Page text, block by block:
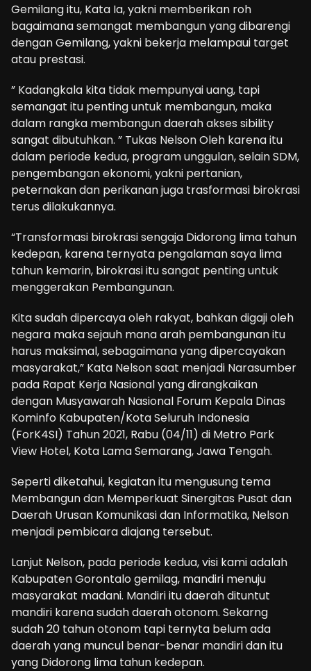
Gemilang itu, Kata Ia, yakni memberikan roh
bagaimana semangat membangun yang dibarengi
dengan Gemilang, yakni bekerja melampaui target
atau prestasi.
” Kadangkala kita tidak mempunyai uang, tapi
semangat itu penting untuk membangun, maka
dalam rangka membangun daerah akses sibility
sangat dibutuhkan. ” Tukas Nelson Oleh karena itu
dalam periode kedua, program unggulan, selain SDM,
pengembangan ekonomi, yakni pertanian,
peternakan dan perikanan juga trasformasi birokrasi
terus dilakukannya.
“Transformasi birokrasi sengaja Didorong lima tahun
kedepan, karena ternyata pengalaman saya lima
tahun kemarin, birokrasi itu sangat penting untuk
menggerakan Pembangunan.
Kita sudah dipercaya oleh rakyat, bahkan digaji oleh
negara maka sejauh mana arah pembangunan itu
harus maksimal, sebagaimana yang dipercayakan
masyarakat,” Kata Nelson saat menjadi Narasumber
pada Rapat Kerja Nasional yang dirangkaikan
dengan Musyawarah Nasional Forum Kepala Dinas
Kominfo Kabupaten/Kota Seluruh Indonesia
(ForK4SI) Tahun 2021, Rabu (04/11) di Metro Park
View Hotel, Kota Lama Semarang, Jawa Tengah.
Seperti diketahui, kegiatan itu mengusung tema
Membangun dan Memperkuat Sinergitas Pusat dan
Daerah Urusan Komunikasi dan Informatika, Nelson
menjadi pembicara diajang tersebut.
Lanjut Nelson, pada periode kedua, visi kami adalah
Kabupaten Gorontalo gemilag, mandiri menuju
masyarakat madani. Mandiri itu daerah dituntut
mandiri karena sudah daerah otonom. Sekarng
sudah 20 tahun otonom tapi ternyta belum ada
daerah yang muncul benar-benar mandiri dan itu
yang Didorong lima tahun kedepan.